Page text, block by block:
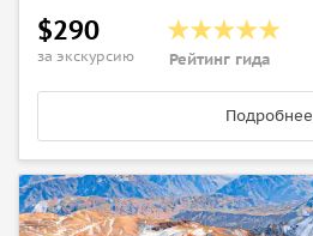
$290
за экскурсию Рейтинг гида
Подробнее